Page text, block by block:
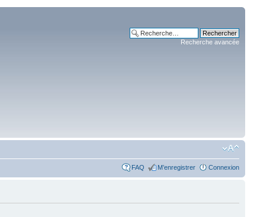
Recherche avancée
FAQ M’enregistrer Connexion